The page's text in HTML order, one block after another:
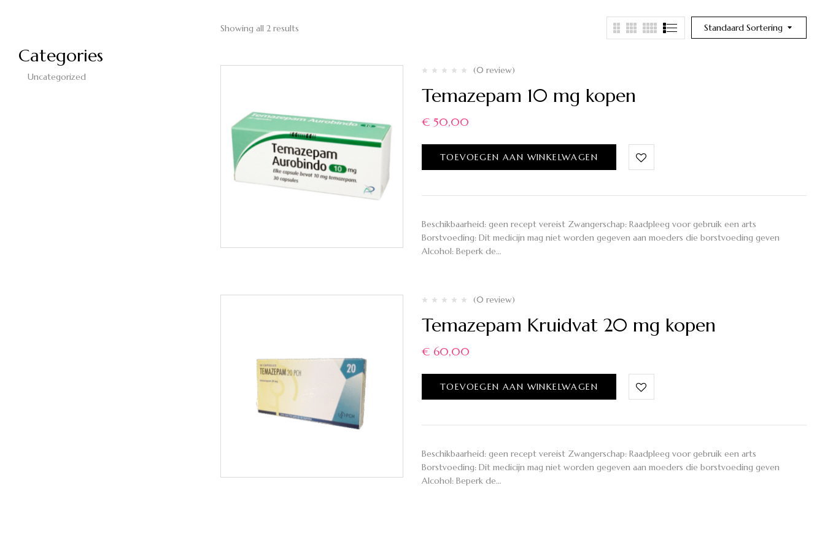
Categories
Uncategorized
Standaard Sortering
Showing all 2 results
(0 review)
Temazepam 10 mg kopen
€ 50,00
TOEVOEGEN AAN WINKELWAGEN
Beschikbaarheid: geen recept vereist Zwangerschap: Raadpleeg voor gebruik een arts
Borstvoeding: Dit medicijn mag niet worden gegeven aan moeders die borstvoeding geven
Alcohol: Beperk de…
(0 review)
Temazepam Kruidvat 20 mg kopen
€ 60,00
TOEVOEGEN AAN WINKELWAGEN
Beschikbaarheid: geen recept vereist Zwangerschap: Raadpleeg voor gebruik een arts
Borstvoeding: Dit medicijn mag niet worden gegeven aan moeders die borstvoeding geven
Alcohol: Beperk de…